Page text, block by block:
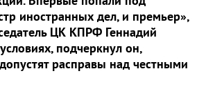
иностранных дел, и премьер»,
ЦК КПРФ Геннадий
подчеркнул он,
расправы над честными